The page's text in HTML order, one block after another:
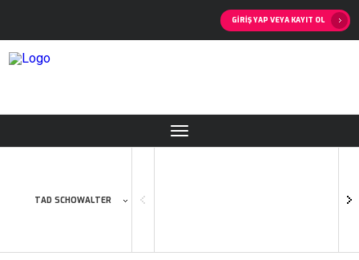
GIRIŞ YAP VEYA KAYIT OL
TAD SCHOWALTER